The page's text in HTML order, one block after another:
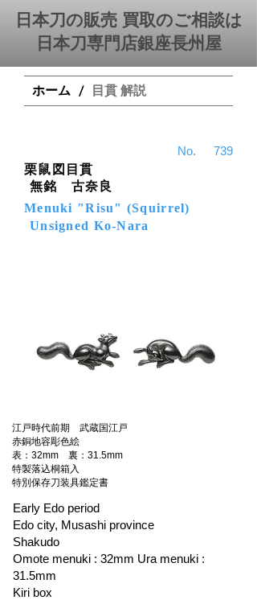
日本刀の販売 買取のご相談は
日本刀専門店銀座⻑州屋
ホーム / 目貫 解説
739
​No.
栗鼠図目貫
無銘 古奈良
Menuki "Risu" (Squirrel)
Unsigned Ko-Nara
江戸時代前期 武蔵国江戸
赤銅地容彫色絵
表：32mm 裏：31.5mm
特製落込桐箱入
特別保存刀装具鑑定書
Early Edo period
Edo city, Musashi province
Shakudo
Omote menuki : 32mm Ura menuki :
31.5mm
Kiri box